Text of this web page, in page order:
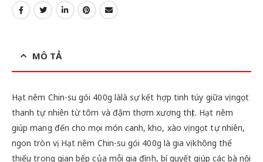
MÔ TẢ
Hạt nêm Chin-su gói 400g làlà sự kết hợp tinh túy giữa vị ngọt
thanh tự nhiên từ tôm và đậm thơm xương thịt. Hạt nêm
giúp mang đến cho mọi món canh, kho, xào vị ngọt tự nhiên,
ngon tròn vị. Hạt nêm Chin-su gói 400g là gia vị không thể
thiếu trong gian bếp của mỗi gia đình, bí quyết giúp các bà nội